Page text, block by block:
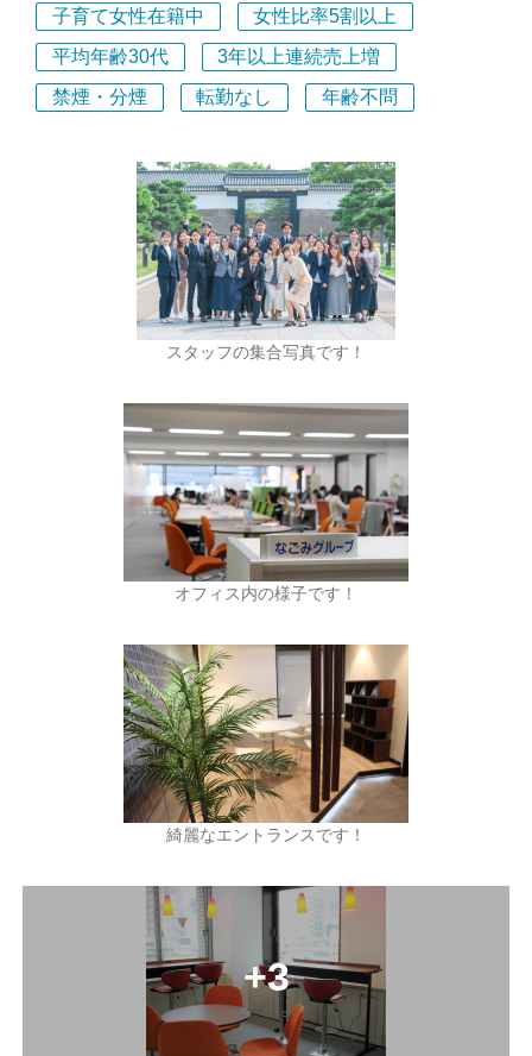
子育て女性在籍中
女性比率5割以上
平均年齢30代
3年以上連続売上増
禁煙・分煙
転勤なし 年齢不問
スタッフの集合写真です！
オフィス内の様子です！
綺麗なエントランスです！